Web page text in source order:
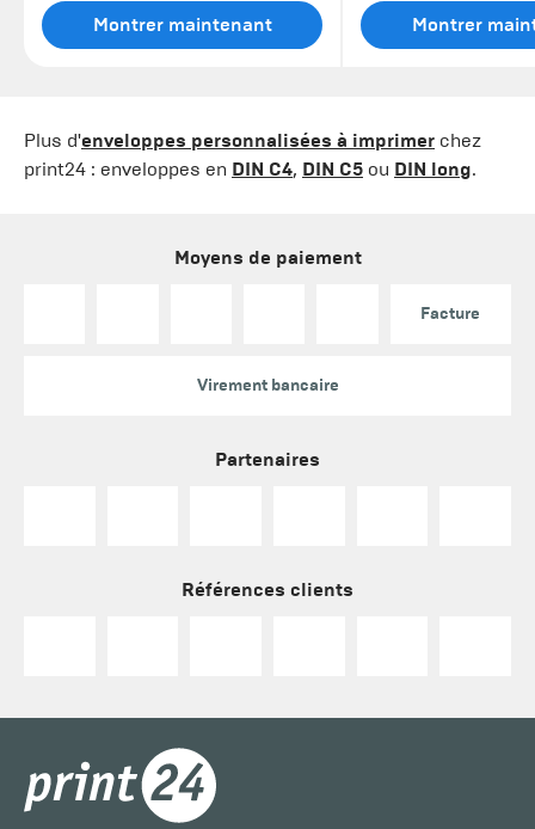
Montrer maintenant Montrer
Plus d'enveloppes personnalisées à imprimer chez
print24 : enveloppes en DIN C4, DIN C5 ou DIN long.
Moyens de paiement
Facture
Virement bancaire
Partenaires
Références clients